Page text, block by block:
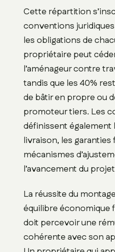
Cette répartition
conventions
les obligations de
propriétaire peut
l’aménageur contre
tandis que les 40%
de bâtir en propre ou
promoteur tiers. Les
définissent également
livraison, les
mécanismes
l’avancement du
La réussite du
équilibre économique
doit percevoir une
cohérente avec son